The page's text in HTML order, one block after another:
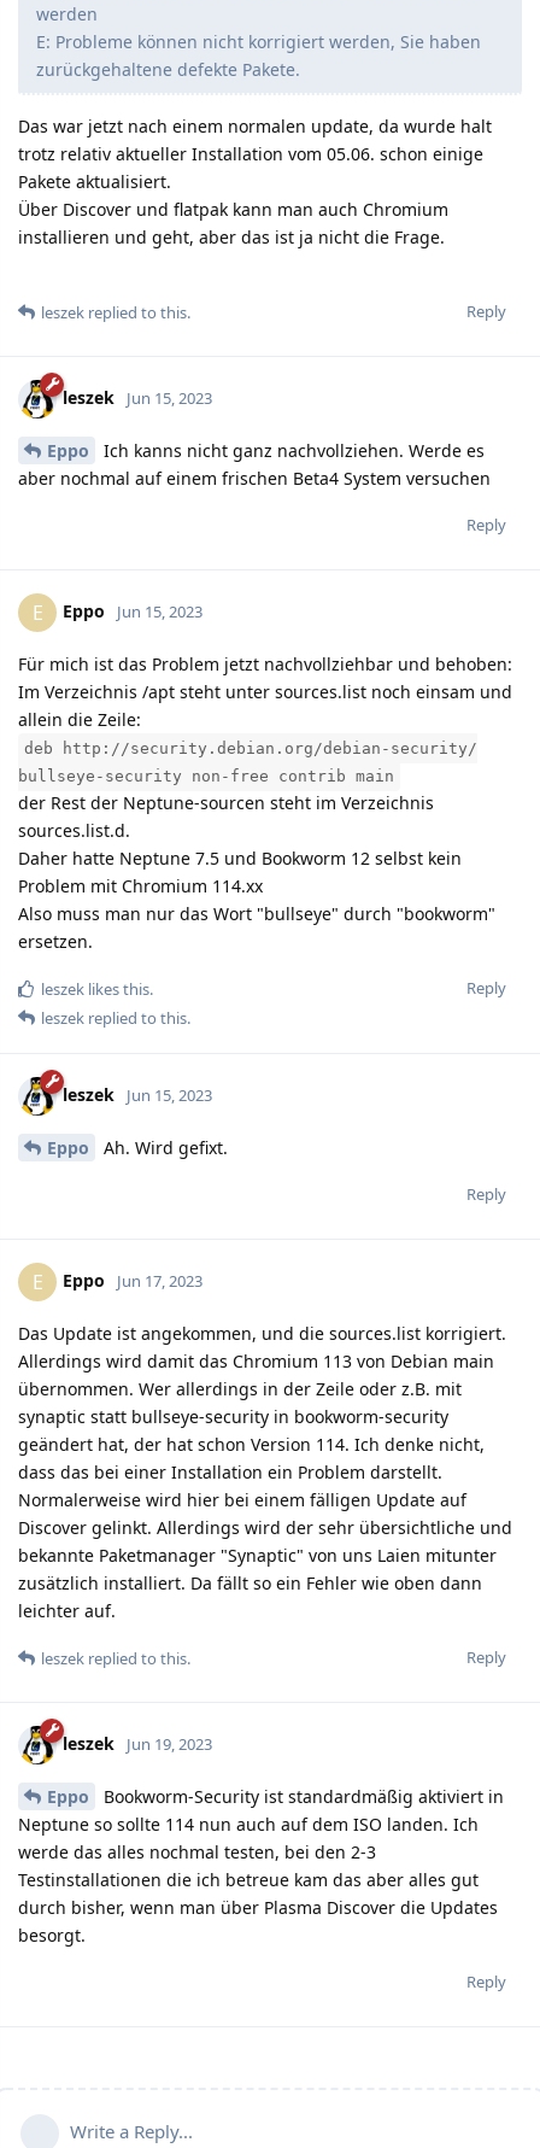
werden
E: Probleme können nicht korrigiert werden, Sie haben
zurückgehaltene defekte Pakete.
Das war jetzt nach einem normalen update, da wurde halt
trotz relativ aktueller Installation vom 05.06. schon einige
Pakete aktualisiert.
Über Discover und flatpak kann man auch Chromium
installieren und geht, aber das ist ja nicht die Frage.
Reply
leszek replied to this.
leszek Jun 15, 2023
Eppo
Ich kanns nicht ganz nachvollziehen. Werde es
aber nochmal auf einem frischen Beta4 System versuchen
Reply
E Eppo Jun 15, 2023
Für mich ist das Problem jetzt nachvollziehbar und behoben:
Im Verzeichnis /apt steht unter sources.list noch einsam und
allein die Zeile:
deb http://security.debian.org/debian-security/
bullseye-security non-free contrib main
der Rest der Neptune-sourcen steht im Verzeichnis
sources.list.d.
Daher hatte Neptune 7.5 und Bookworm 12 selbst kein
Problem mit Chromium 114.xx
Also muss man nur das Wort "bullseye" durch "bookworm"
ersetzen.
Reply
leszek likes this.
leszek replied to this.
leszek Jun 15, 2023
Eppo Ah. Wird gefixt.
Reply
E Eppo Jun 17, 2023
Das Update ist angekommen, und die sources.list korrigiert.
Allerdings wird damit das Chromium 113 von Debian main
übernommen. Wer allerdings in der Zeile oder z.B. mit
synaptic statt bullseye-security in bookworm-security
geändert hat, der hat schon Version 114. Ich denke nicht,
dass das bei einer Installation ein Problem darstellt.
Normalerweise wird hier bei einem fälligen Update auf
Discover gelinkt. Allerdings wird der sehr übersichtliche und
bekannte Paketmanager "Synaptic" von uns Laien mitunter
zusätzlich installiert. Da fällt so ein Fehler wie oben dann
leichter auf.
Reply
leszek replied to this.
leszek Jun 19, 2023
Eppo
Bookworm-Security ist standardmäßig aktiviert in
Neptune so sollte 114 nun auch auf dem ISO landen. Ich
werde das alles nochmal testen, bei den 2-3
Testinstallationen die ich betreue kam das aber alles gut
durch bisher, wenn man über Plasma Discover die Updates
besorgt.
Reply
Write a Reply...